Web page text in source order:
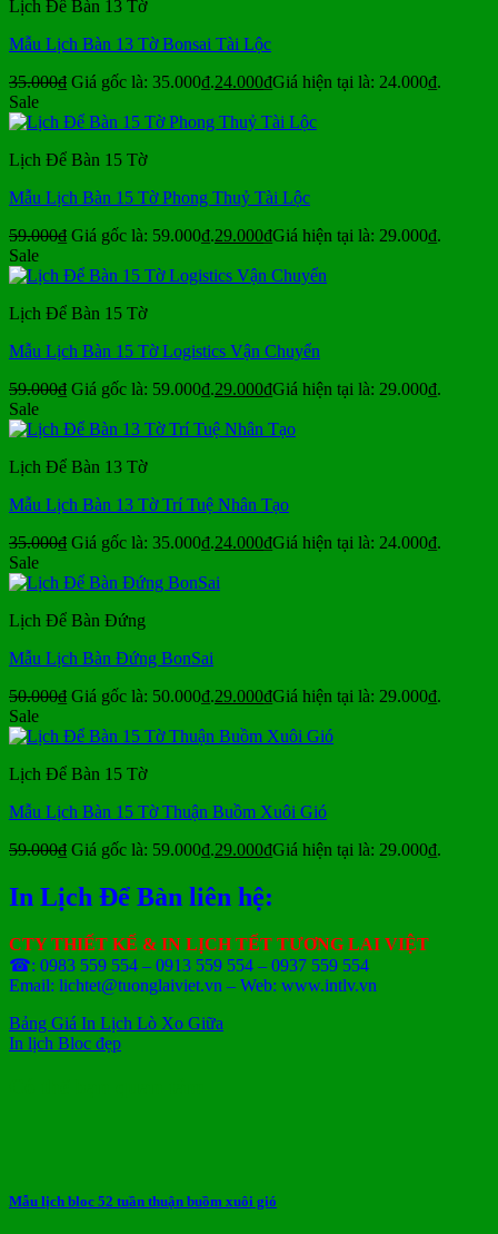
Lịch Để Bàn 13 Tờ
Mẫu Lịch Bàn 13 Tờ Bonsai Tài Lộc
35.000₫ Giá gốc là: 35.000₫.24.000₫Giá hiện tại là: 24.000₫.
Sale
Lịch Để Bàn 15 Tờ
Mẫu Lịch Bàn 15 Tờ Phong Thuỷ Tài Lộc
59.000₫ Giá gốc là: 59.000₫.29.000₫Giá hiện tại là: 29.000₫.
Sale
Lịch Để Bàn 15 Tờ
Mẫu Lịch Bàn 15 Tờ Logistics Vận Chuyển
59.000₫ Giá gốc là: 59.000₫.29.000₫Giá hiện tại là: 29.000₫.
Sale
Lịch Để Bàn 13 Tờ
Mẫu Lịch Bàn 13 Tờ Trí Tuệ Nhân Tạo
35.000₫ Giá gốc là: 35.000₫.24.000₫Giá hiện tại là: 24.000₫.
Sale
Lịch Để Bàn Đứng
Mẫu Lịch Bàn Đứng BonSai
50.000₫ Giá gốc là: 50.000₫.29.000₫Giá hiện tại là: 29.000₫.
Sale
Lịch Để Bàn 15 Tờ
Mẫu Lịch Bàn 15 Tờ Thuận Buồm Xuôi Gió
59.000₫ Giá gốc là: 59.000₫.29.000₫Giá hiện tại là: 29.000₫.
In Lịch Để Bàn liên hệ:
CTY THIẾT KẾ & IN LỊCH TẾT TƯƠNG LAI VIỆT
☎: 0983 559 554 – 0913 559 554 – 0937 559 554
Email: lichtet@tuonglaiviet.vn – Web: www.intlv.vn
Bảng Giá In Lịch Lò Xo Giữa
In lịch Bloc đẹp
Mẫu lịch bloc 52 tuần thuận buồm xuôi gió